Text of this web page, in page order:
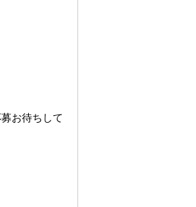
お待ちして